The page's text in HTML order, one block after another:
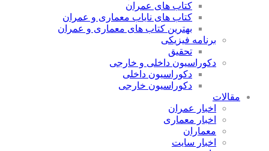
کتاب های عمران
کتاب های نایاب معماری و عمران
بهترین کتاب های معماری و عمران
برنامه فیزیکی
دکوراسیون داخلی و خارجی
دکوراسیون داخلی
دکوراسیون خارجی
اخبار عمران
اخبار معماری
اخبار سایت